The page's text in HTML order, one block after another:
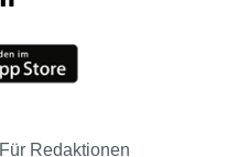
Für Redaktionen